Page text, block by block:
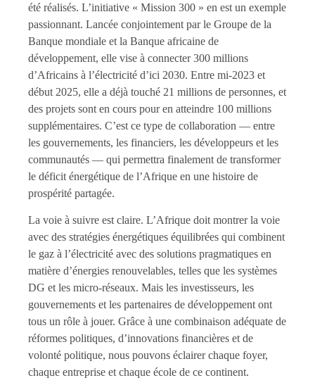
été réalisés. L’initiative « Mission 300 » en est un exemple
passionnant. Lancée conjointement par le Groupe de la
Banque mondiale et la Banque africaine de
développement, elle vise à connecter 300 millions
d’Africains à l’électricité d’ici 2030. Entre mi-2023 et
début 2025, elle a déjà touché 21 millions de personnes, et
des projets sont en cours pour en atteindre 100 millions
supplémentaires. C’est ce type de collaboration — entre
les gouvernements, les financiers, les développeurs et les
communautés — qui permettra finalement de transformer
le déficit énergétique de l’Afrique en une histoire de
prospérité partagée.
La voie à suivre est claire. L’Afrique doit montrer la voie
avec des stratégies énergétiques équilibrées qui combinent
le gaz à l’électricité avec des solutions pragmatiques en
matière d’énergies renouvelables, telles que les systèmes
DG et les micro-réseaux. Mais les investisseurs, les
gouvernements et les partenaires de développement ont
tous un rôle à jouer. Grâce à une combinaison adéquate de
réformes politiques, d’innovations financières et de
volonté politique, nous pouvons éclairer chaque foyer,
chaque entreprise et chaque école de ce continent.